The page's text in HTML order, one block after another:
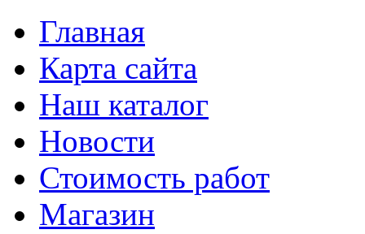
Главная
Карта сайта
Наш каталог
Новости
Стоимость работ
Магазин